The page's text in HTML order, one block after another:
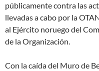
públicamente contra las
llevadas a cabo por la
al Ejército noruego del
de la Organización.
Con la caída del Muro de